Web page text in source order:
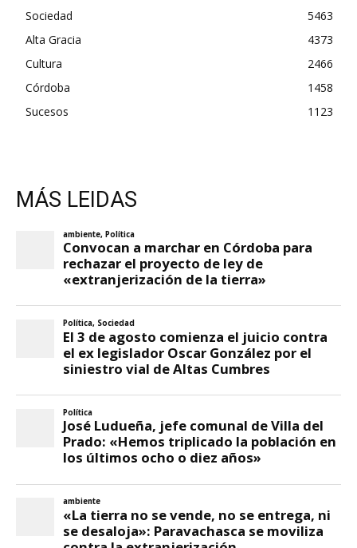
Sociedad
5463
Alta Gracia
4373
Cultura
2466
Córdoba
1458
Sucesos
1123
MÁS LEIDAS